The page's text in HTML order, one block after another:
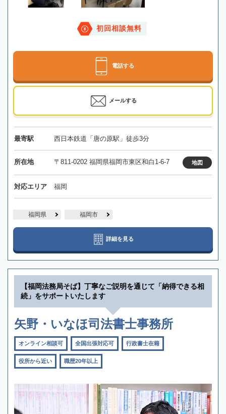
初回相談無料
電話する
メールする
最寄駅 西日本鉄道「唐の原駅」徒歩3分
所在地 〒811-0202 福岡県福岡市東区和白1-6-7 地図
対応エリア 福岡
福岡県 福岡市
詳細を見る
【福岡法務局そば】丁寧なご説明を通じて「納得できる相
続」をサポートいたします
矢野・いなほ司法書士事務所
オンライン相談可 全国出張対応可 行政書士在籍
役所から近い 職歴20年以上